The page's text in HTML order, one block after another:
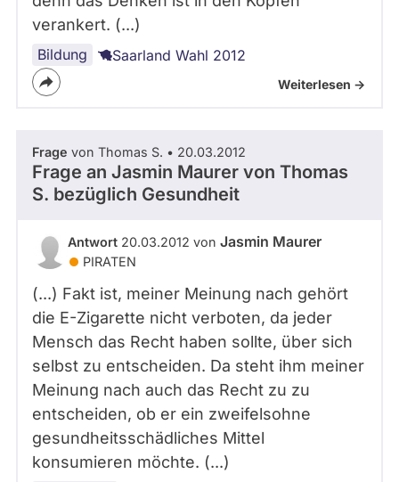
verankert. (...)
Bildung Saarland Wahl 2012
Weiterlesen ->
Frage von Thomas S. • 20.03.2012
Frage an Jasmin Maurer von Thomas
S. bezüglich Gesundheit
Antwort 20.03.2012 von Jasmin Maurer
PIRATEN
(...) Fakt ist, meiner Meinung nach gehört
die E-Zigarette nicht verboten, da jeder
Mensch das Recht haben sollte, über sich
selbst zu entscheiden. Da steht ihm meiner
Meinung nach auch das Recht zu zu
entscheiden, ob er ein zweifelsohne
gesundheitsschädliches Mittel
konsumieren möchte. (...)